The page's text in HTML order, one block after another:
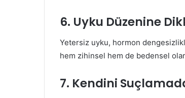
6. Uyku Düzenine
Yetersiz uyku, hormon
hem zihinsel hem de bedensel
7. Kendini